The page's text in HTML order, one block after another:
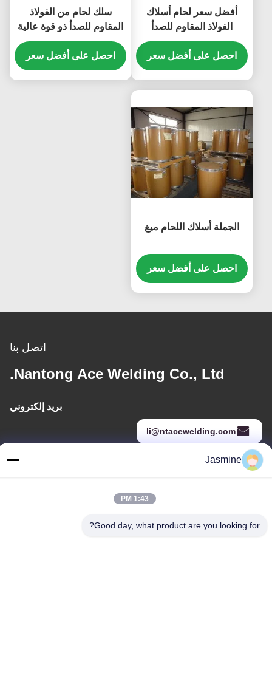
أفضل سعر لحام أسلاك
الفولاذ المقاوم للصدأ
احصل على أفضل سعر
سلك لحام من الفولاذ
المقاوم للصدأ ذو قوة عالية
احصل على أفضل سعر
الجملة أسلاك اللحام ميغ
احصل على أفضل سعر
اتصل بنا
Nantong Ace Welding Co., Ltd.
بريد إلكتروني
li@ntacewelding.com
عنواننا
Jasmine
1:43 PM
Good day, what product are you looking for?